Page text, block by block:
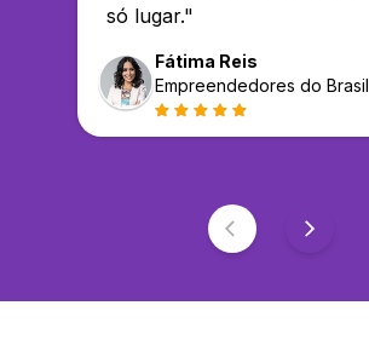
só lugar."
Fátima Reis
Empreendedores do Brasil